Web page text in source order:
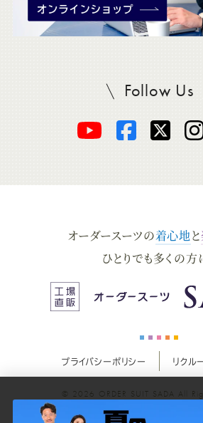
Follow Us
オ
ー
ス
ツ
SADA
オ
ー
ス
ー
ツ
SADA
オ
ー
ス
ー
ツ
オーダースーツの着心地と
ひとりでも多くの方
プライバシーポリシー リクル
© 2026 ORDER SUIT SADA All